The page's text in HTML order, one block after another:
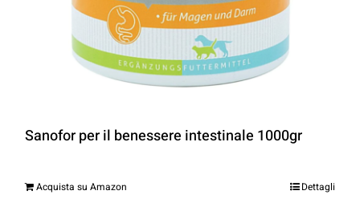
Sanofor per il benessere intestinale 1000gr
Acquista su Amazon Dettagli